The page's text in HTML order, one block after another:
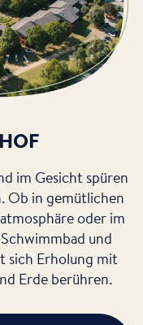
im Gesicht spüren
Ob in gemütlichen
oder im
und
sich Erholung mit
Erde berühren.